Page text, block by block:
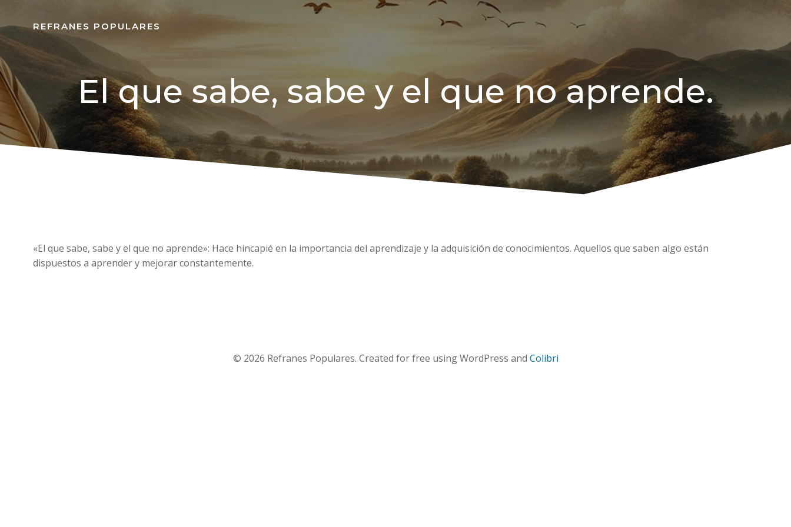
REFRANES POPULARES
El que sabe, sabe y el que no aprende.
«El que sabe, sabe y el que no aprende»: Hace hincapié en la importancia del aprendizaje y la adquisición de conocimientos. Aquellos que saben algo están
dispuestos a aprender y mejorar constantemente.
© 2026 Refranes Populares. Created for free using WordPress and Colibri